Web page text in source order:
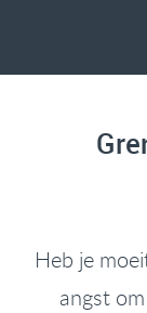
Heb je
angst